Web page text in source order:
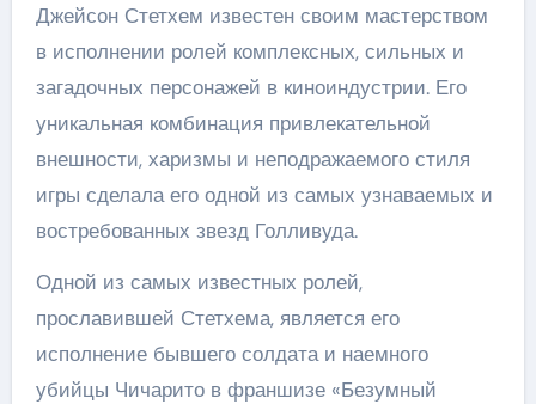
Джейсон Стетхем известен своим мастерством
в исполнении ролей комплексных, сильных и
загадочных персонажей в киноиндустрии. Его
уникальная комбинация привлекательной
внешности, харизмы и неподражаемого стиля
игры сделала его одной из самых узнаваемых и
востребованных звезд Голливуда.
Одной из самых известных ролей,
прославившей Стетхема, является его
исполнение бывшего солдата и наемного
убийцы Чичарито в франшизе «Безумный